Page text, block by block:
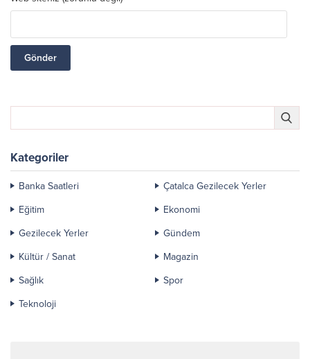
Kategoriler
Banka Saatleri
Çatalca Gezilecek Yerler
Eğitim
Ekonomi
Gezilecek Yerler
Gündem
Kültür / Sanat
Magazin
Sağlık
Spor
Teknoloji